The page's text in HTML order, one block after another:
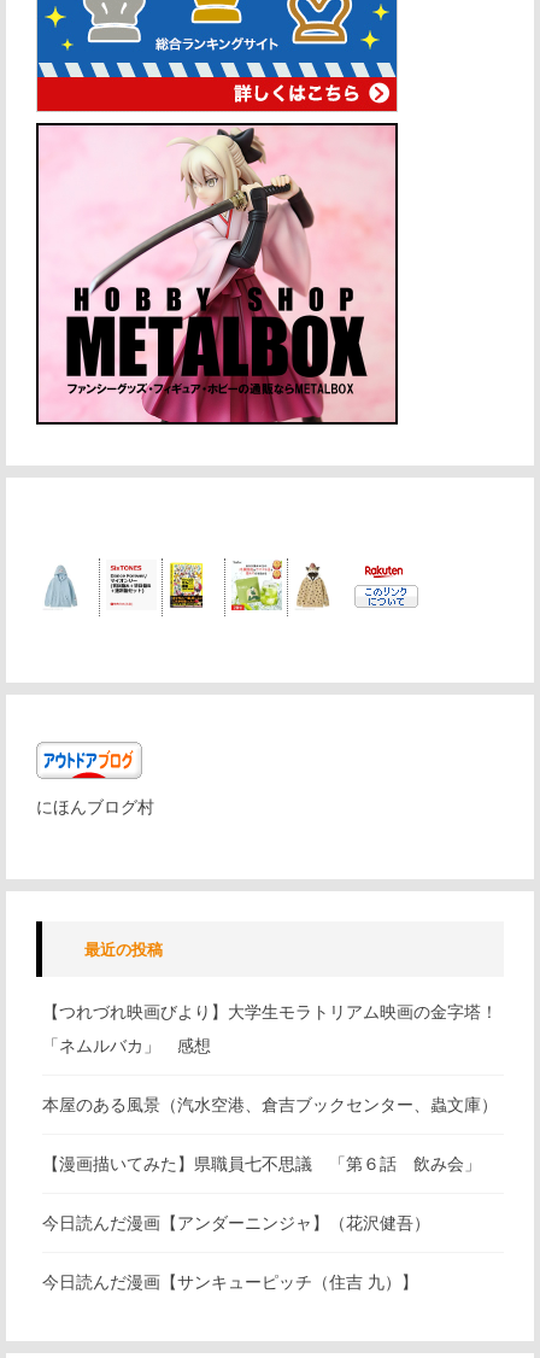
にほんブログ村
最近の投稿
【つれづれ映画びより】大学生モラトリアム映画の金字塔！
「ネムルバカ」 感想
本屋のある風景（汽水空港、倉吉ブックセンター、蟲文庫）
【漫画描いてみた】県職員七不思議 「第６話 飲み会」
今日読んだ漫画【アンダーニンジャ】（花沢健吾）
今日読んだ漫画【サンキューピッチ（住吉 九）】